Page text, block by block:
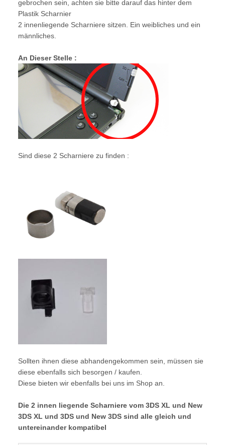
gebrochen sein, achten sie bitte darauf das hinter dem
Plastik Scharnier
2 innenliegende Scharniere sitzen. Ein weibliches und ein
männliches.
An Dieser Stelle :
Sind diese 2 Scharniere zu finden :
Sollten ihnen diese abhandengekommen sein, müssen sie
diese ebenfalls sich besorgen / kaufen.
Diese bieten wir ebenfalls bei uns im Shop an.
Die 2 innen liegende Scharniere vom 3DS XL und New
3DS XL und 3DS und New 3DS sind alle gleich und
untereinander kompatibel